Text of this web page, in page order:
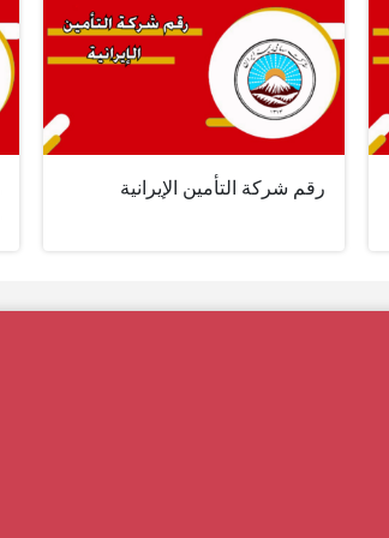
رقم شركة التأمين الإيرانية